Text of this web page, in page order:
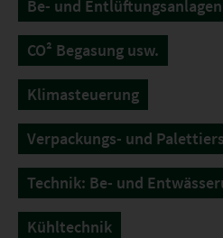
Be- und Entlüftungsanlagen
CO² Begasung usw.
Klimasteuerung
Verpackungs- und
Technik: Be- und
Kühltechnik